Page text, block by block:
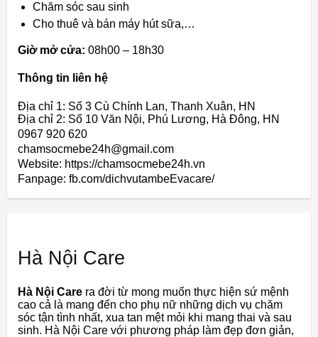
Chăm sóc sau sinh
Cho thuê và bán máy hút sữa,…
Giờ mở cửa: 08h00 – 18h30
Thông tin liên hệ
Địa chỉ 1: Số 3 Cù Chính Lan, Thanh Xuân, HN
Địa chỉ 2: Số 10 Văn Nội, Phú Lương, Hà Đông, HN
0967 920 620
chamsocmebe24h@gmail.com
Website: https://chamsocmebe24h.vn
Fanpage: fb.com/dichvutambeEvacare/
Hà Nội Care
Hà Nội Care ra đời từ mong muốn thực hiện sứ mệnh
cao cả là mang đến cho phụ nữ những dịch vụ chăm
sóc tận tình nhất, xua tan mệt mỏi khi mang thai và sau
sinh. Hà Nội Care với phương pháp làm đẹp đơn giản,